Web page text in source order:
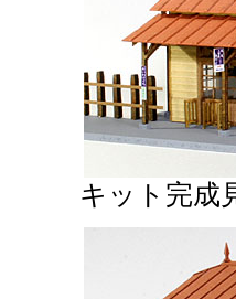
キット完成